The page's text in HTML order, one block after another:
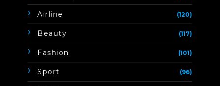
Airline (120)
Beauty (117)
Fashion (101)
Sport (96)